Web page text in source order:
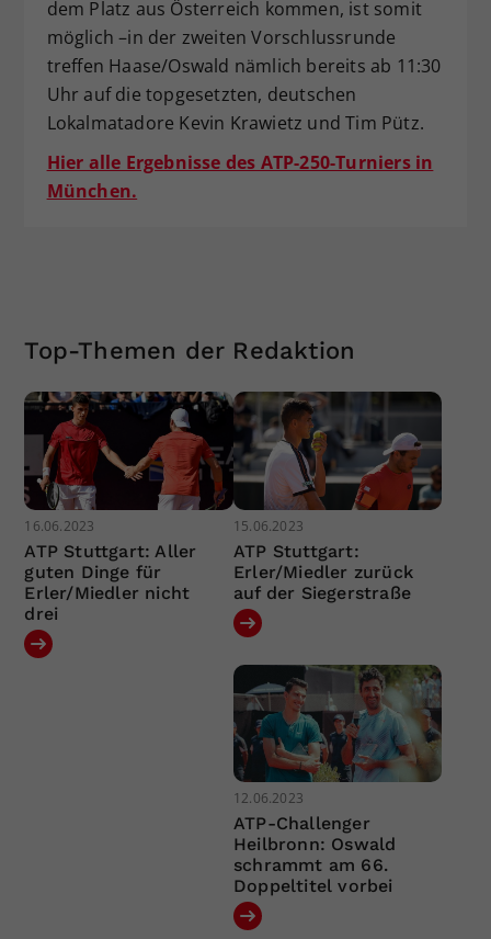
dem Platz aus Österreich kommen, ist somit
möglich –in der zweiten Vorschlussrunde
treffen Haase/Oswald nämlich bereits ab 11:30
Uhr auf die topgesetzten, deutschen
Lokalmatadore Kevin Krawietz und Tim Pütz.
Hier alle Ergebnisse des ATP-250-Turniers in
München.
Top-Themen der Redaktion
16.06.2023
ATP Stuttgart: Aller
guten Dinge für
Erler/Miedler nicht
drei
15.06.2023
ATP Stuttgart:
Erler/Miedler zurück
auf der Siegerstraße
12.06.2023
ATP-Challenger
Heilbronn: Oswald
schrammt am 66.
Doppeltitel vorbei